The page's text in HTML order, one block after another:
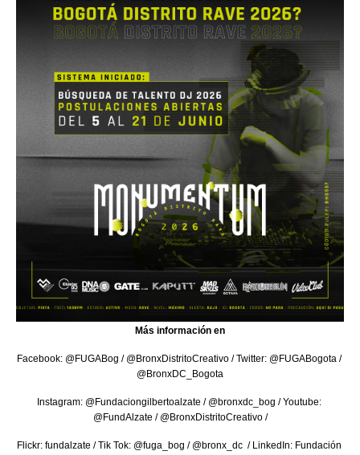
Más información en
Facebook: @FUGABog / @BronxDistritoCreativo / Twitter: @FUGABogota /
@BronxDC_Bogota
Instagram: @Fundaciongilbertoalzate / @bronxdc_bog / Youtube:
@FundAlzate / @BronxDistritoCreativo /
Flickr: fundalzate / Tik Tok: @fuga_bog / @bronx_dc  / LinkedIn: Fundación